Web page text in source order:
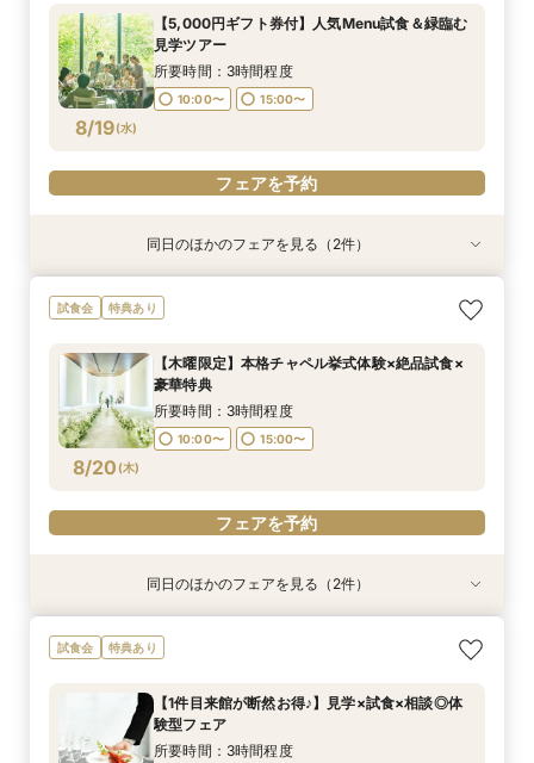
8/17(月)
11:00〜 15:00〜
8/17(月)
10:00〜
8/19(水)
【5,000円ギフト券付】人気Menu試食＆緑臨む
見学ツアー
所要時間：3時間程度
10:00〜 15:00〜
フェアを予約
8/19(水)
オンライン相談会
11:00〜 15:00〜
特典あり
8/19(水)
【2件目来館もお得】試食×見学しっかり体験♪特
典付フェア
10:00〜
同日のほかのフェアを見る（2件）
試食会 特典あり
8/20 (木)
【木曜限定】本格チャペル挙式体験×絶品試食×
豪華特典
所要時間：3時間程度
10:00〜 15:00〜
フェアを予約
8/20(木)
オンライン相談会
11:00〜 15:00〜
特典あり
8/20(木)
【2件目来館もお得】試食×見学しっかり体験♪特
典付フェア
10:00〜
同日のほかのフェアを見る（2件）
試食会 特典あり
【1件目来館が断然お得♪】見学×試食×相談◎体
験型フェア
所要時間：3時間程度